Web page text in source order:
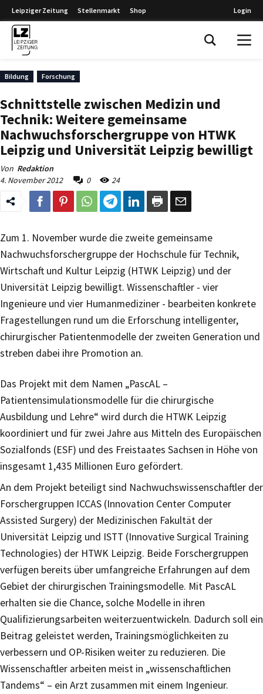
Leipziger Zeitung Stellenmarkt Shop Login
Bildung Forschung
Schnittstelle zwischen Medizin und
Technik: Weitere gemeinsame
Nachwuchsforschergruppe von HTWK
Leipzig und Universität Leipzig bewilligt
Von Redaktion
4. November 2012
0 24
Zum 1. November wurde die zweite gemeinsame
Nachwuchsforschergruppe der Hochschule für Technik,
Wirtschaft und Kultur Leipzig (HTWK Leipzig) und der
Universität Leipzig bewilligt. Wissenschaftler - vier
Ingenieure und vier Humanmediziner - bearbeiten konkrete
Fragestellungen rund um die Erforschung intelligenter,
chirurgischer Patientenmodelle der zweiten Generation und
streben dabei ihre Promotion an.
Das Projekt mit dem Namen „PascAL –
Patientensimulationsmodelle für die chirurgische
Ausbildung und Lehre“ wird durch die HTWK Leipzig
koordiniert und für zwei Jahre aus Mitteln des Europäischen
Sozialfonds (ESF) und des Freistaates Sachsen in Höhe von
insgesamt 1,435 Millionen Euro gefördert.
An dem Projekt beteiligt sind Nachwuchswissenschaftler der
Forschergruppen ICCAS (Innovation Center Computer
Assisted Surgery) der Medizinischen Fakultät der
Universität Leipzig und ISTT (Innovative Surgical Training
Technologies) der HTWK Leipzig. Beide Forschergruppen
verfügen bereits über umfangreiche Erfahrungen auf dem
Gebiet der chirurgischen Trainingsmodelle. Mit PascAL
erhalten sie die Chance, solche Modelle in ihren
Qualifizierungsarbeiten weiterzuentwickeln. Dadurch soll ein
Beitrag geleistet werden, Trainingsmöglichkeiten zu
verbessern und OP-Risiken weiter zu reduzieren. Die
Wissenschaftler arbeiten meist in „wissenschaftlichen
Tandems“ – ein Arzt zusammen mit einem Ingenieur.